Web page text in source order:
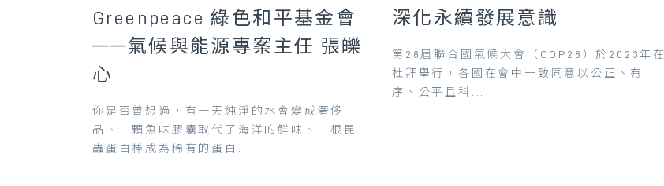
Greenpeace 綠色和平基金會
——氣候與能源專案主任 張皪
心
你是否曾想過，有一天純淨的水會變成奢侈
品、一顆魚味膠囊取代了海洋的鮮味、一根昆
蟲蛋白棒成為稀有的蛋白...
深化永續發展意識
第28屆聯合國氣候大會（COP28）於2023年在
杜拜舉行，各國在會中一致同意以公正、有
序、公平且科...